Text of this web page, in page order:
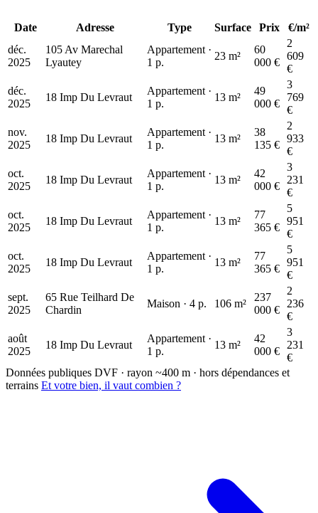
Date Adresse Type Surface Prix
€/m²
déc.
2025
105 Av Marechal
Lyautey
Appartement ·
1 p.
23 m²
60
000 €
2
609
€
déc.
2025
18 Imp Du Levraut
Appartement ·
1 p.
13 m²
49
000 €
3
769
€
nov.
2025
18 Imp Du Levraut
Appartement ·
1 p.
13 m²
38
135 €
2
933
€
oct.
2025
18 Imp Du Levraut
Appartement ·
1 p.
13 m²
42
000 €
3
231
€
oct.
2025
18 Imp Du Levraut
Appartement ·
1 p.
13 m²
77
365 €
5
951
€
oct.
2025
18 Imp Du Levraut
Appartement ·
1 p.
13 m²
77
365 €
5
951
€
sept.
2025
65 Rue Teilhard De
Chardin
Maison · 4 p. 106 m²
237
000 €
2
236
€
août
2025
18 Imp Du Levraut
Appartement ·
1 p.
13 m²
42
000 €
3
231
€
Données publiques DVF · rayon ~400 m · hors dépendances et
terrains Et votre bien, il vaut combien ?